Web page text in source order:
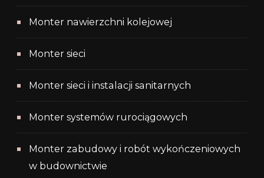
Monter nawierzchni kolejowej
Monter sieci
Monter sieci i instalacji sanitarnych
Monter systemów rurociągowych
Monter zabudowy i robót wykończeniowych
w budownictwie